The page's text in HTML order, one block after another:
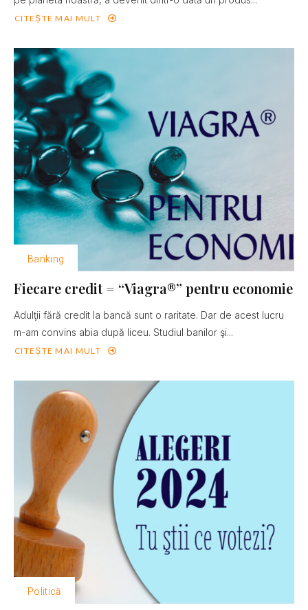
CITEȘTE MAI MULT
Banking
Fiecare credit = “Viagra®” pentru economie
Adulţii fără credit la bancă sunt o raritate. Dar de acest lucru
m-am convins abia după liceu. Studiul banilor şi...
CITEȘTE MAI MULT
Politică